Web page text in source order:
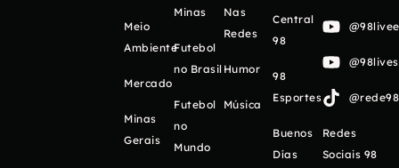
Meio
Ambiente
Mercado
Minas
Gerais
Minas
Futebol
no Brasil
Futebol
no
Mundo
Nas
Redes
Humor
Música
Central
98
98
Esportes
Buenos
Días
Redes
Sociais 98